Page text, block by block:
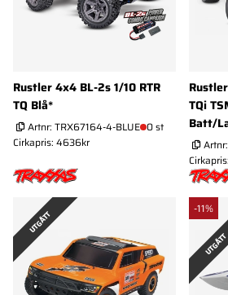
Rustler 4x4 BL-2s 1/10 RTR
TQ Blå*
Artnr: TRX67164-4-BLUE 0 st
Cirkapris: 4636kr
TQi
Batt/
Artnr:
UTGÅTT
-11%